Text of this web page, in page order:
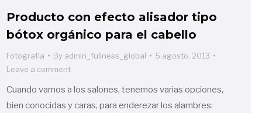
Producto con efecto alisador tipo
bótox orgánico para el cabello
Fotografia By admin_fullness_global
5 agosto, 2013
Leave a comment
Cuando vamos a los salones, tenemos varias opciones,
bien conocidas y caras, para enderezar los alambres: